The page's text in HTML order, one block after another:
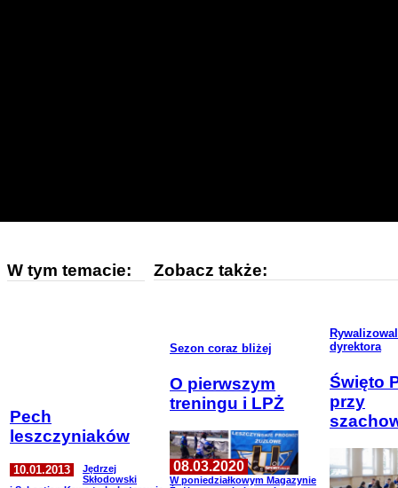
W tym temacie: Zobacz także:
Pech
leszczyniaków
10.01.2013
Jędrzej
Skłodowski
Sezon coraz bliżej
O pierwszym
treningu i LPŻ
08.03.2020
W poniedziałkowym Magazynie
dyrektora
Święto
przy